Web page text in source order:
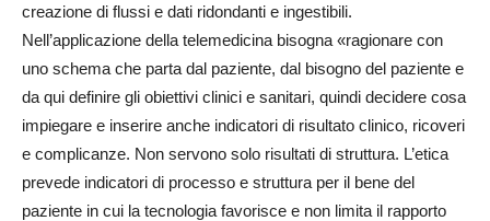
creazione di flussi e dati ridondanti e ingestibili.
Nell’applicazione della telemedicina bisogna «ragionare con
uno schema che parta dal paziente, dal bisogno del paziente e
da qui definire gli obiettivi clinici e sanitari, quindi decidere cosa
impiegare e inserire anche indicatori di risultato clinico, ricoveri
e complicanze. Non servono solo risultati di struttura. L’etica
prevede indicatori di processo e struttura per il bene del
paziente in cui la tecnologia favorisce e non limita il rapporto